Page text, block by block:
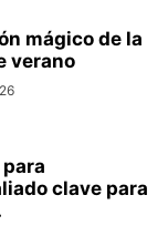
mágico de la
verano
clave para